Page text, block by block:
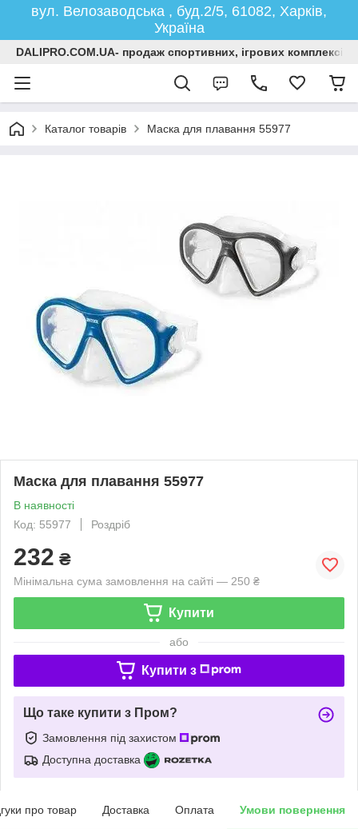
вул. Велозаводська , буд.2/5, 61082, Харків,
Україна
DALIPRO.COM.UA- продаж спортивних, ігрових
Каталог товарів Маска для плавання 55977
Маска для плавання 55977
В наявності
Код: 55977
Роздріб
232 ₴
Мінімальна сума замовлення на сайті — 250 ₴
Купити
або
Купити з
Що таке купити з Пром?
Замовлення під захистом
Доступна доставка
про товар Доставка Оплата Умови повернення